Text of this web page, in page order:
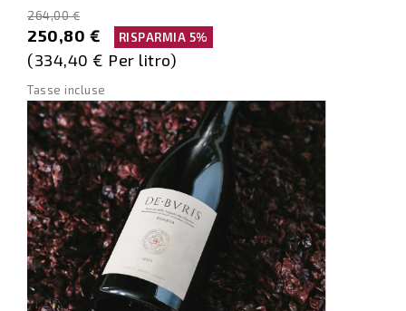
264,00 €
250,80 € RISPARMIA 5%
(334,40 € Per litro)
Tasse incluse